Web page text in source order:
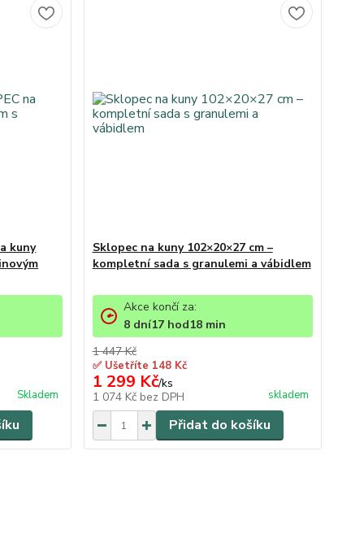
kuny
Skladem
Sklopec na kuny 102×20×27 cm –
kompletní sada s granulemi a vábidlem
1 447 Kč
✅ Ušetříte 148 Kč
1 299 Kč/ks
1 074 Kč bez DPH skladem
Akce končí za:
8 dní17hod18min
Přidat do košíku